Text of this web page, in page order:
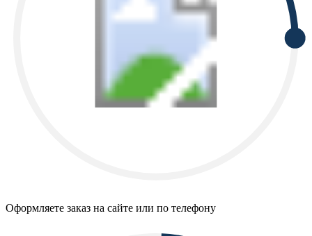
Оформляете заказ на сайте или по телефону